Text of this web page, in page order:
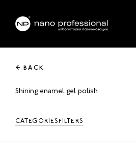
← BACK
Shining enamel gel polish
CATEGORIESFILTERS